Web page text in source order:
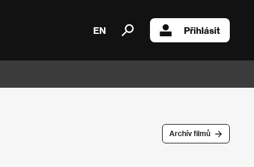
EN Přihlásit
Archív filmů